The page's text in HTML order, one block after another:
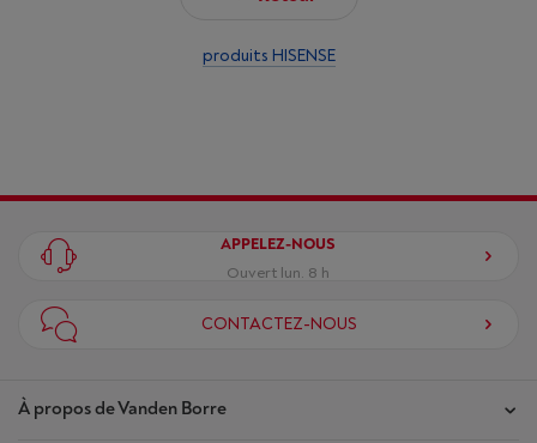
produits HISENSE
À propos de Vanden Borre
APPELEZ-NOUS
Ouvert lun. 8 h
CONTACTEZ-NOUS